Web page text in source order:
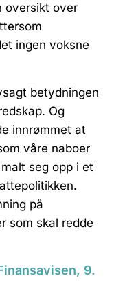
oversikt over
ingen voksne
betydningen
Og
innrømmet at
våre naboer
seg opp i et
på
som skal redde
9.